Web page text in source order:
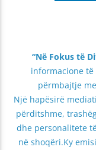
“Në Fokus të
informacione
përmbajtje
Një hapësirë
përditshme,
dhe personalitete
në shoqëri.Ky